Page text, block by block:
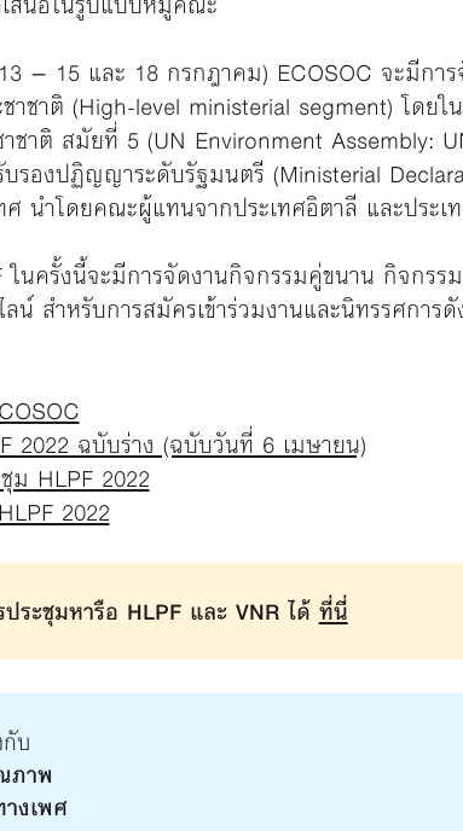
– 15 และ 18 กรกฎาคม) ECOSOC จะมีกา
ชาติ (High-level ministerial segment) โดย
ชาติ สมัยที่ 5 (UN Environment Assembly:
รองปฏิญญาระดับรัฐมนตรี (Ministerial
นำโดยคณะผู้แทนจากประเทศอิตาลี และประเ
ในครั้งนี้จะมีการจัดงานกิจกรรมคู่ขนาน กิจกร
น์ สำหรับการสมัครเข้าร่วมงานและนิทรรศกา
2022 ฉบับร่าง (ฉบับวันที่ 6 เมษายน)
ม HLPF 2022
2022
ระชุมหารือ HLPF และ VNR ได้ที่นี่
บ
ภาพ
งเพศ